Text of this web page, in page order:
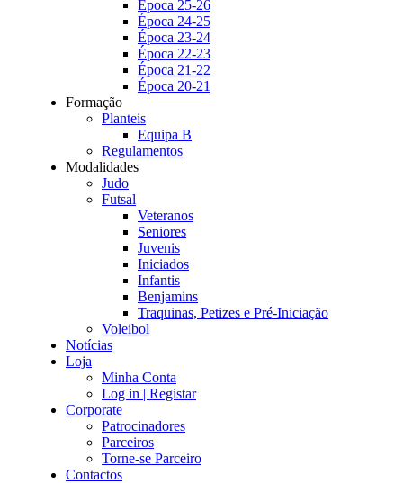
Época 25-26
Época 24-25
Época 23-24
Época 22-23
Época 21-22
Época 20-21
Formação
Planteis
Equipa B
Regulamentos
Modalidades
Judo
Futsal
Veteranos
Seniores
Juvenis
Iniciados
Infantis
Benjamins
Traquinas, Petizes e Pré-Iniciação
Voleibol
Notícias
Loja
Minha Conta
Log in | Registar
Corporate
Patrocinadores
Parceiros
Torne-se Parceiro
Contactos